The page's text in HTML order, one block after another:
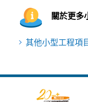
關於更多
其他小型工程項